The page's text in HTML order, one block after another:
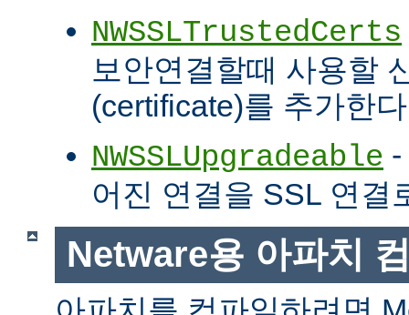
NWSSLTrustedCerts
보안연결할때 사용할
(certificate)를 추가한
NWSSLUpgradeable
어진 연결을 SSL 연결
Netware용 아파치